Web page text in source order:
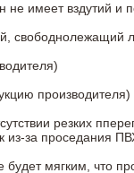
не имеет вздутий
свободнолежащий
производителя)
резких
из-за проседания
будет мягким, что